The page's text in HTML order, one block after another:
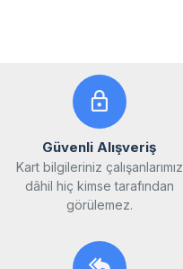
Güvenli Alışveriş
Kart bilgileriniz çalışanlarımız
dâhil hiç kimse tarafından
görülemez.